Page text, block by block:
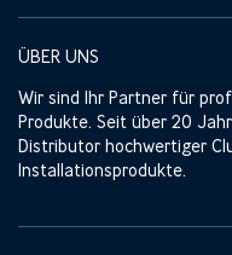
ÜBER UNS
Wir sind Ihr Partner für
Produkte. Seit über 20
Distributor hochwertiger
Installationsprodukte.